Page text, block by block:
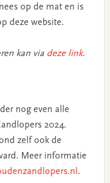
op de mat en is
deze website.
kan via deze link.
nog even alle
2024.
zelf ook de
Meer informatie
.